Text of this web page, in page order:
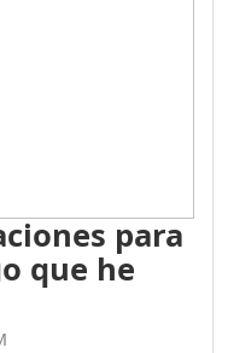
para
que he